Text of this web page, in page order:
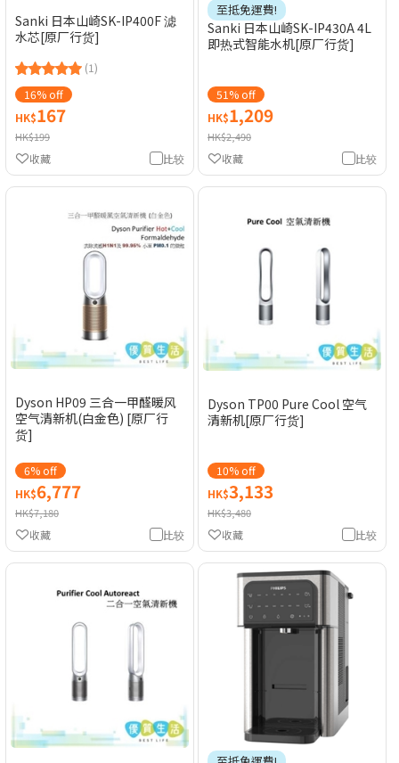
Sanki 日本山崎SK-IP400F 滤
水芯[原厂行货]
(1)
16% off
HK$167
HK$199
比较
收藏
至抵免運費!
Sanki 日本山崎SK-IP430A 4L
即热式智能水机[原厂行货]
51% off
HK$1,209
HK$2,490
比较
收藏
Dyson HP09 三合一甲醛暖风
空气清新机(白金色) [原厂行
货]
6% off
HK$6,777
HK$7,180
比较
收藏
Dyson TP00 Pure Cool 空气
清新机[原厂行货]
10% off
HK$3,133
HK$3,480
比较
收藏